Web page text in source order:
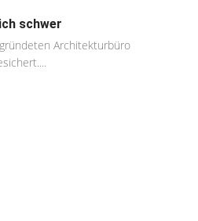
schwer
Architekturbüro